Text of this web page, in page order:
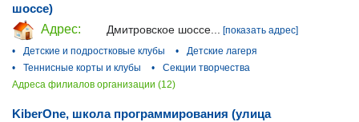
шоссе)
Адрес:
Дмитровское шоссе...
[показать адрес]
•
Детские и подростковые клубы •
Детские лагеря
•
Теннисные корты и клубы •
Секции творчества
Адреса филиалов организации (12)
KiberOne, школа программирования (улица